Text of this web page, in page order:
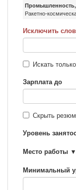
Промышленность,
Ракетно-
Исключить
Искать
Зарплата до
Скрыть
Уровень
Место работы
Минимальный